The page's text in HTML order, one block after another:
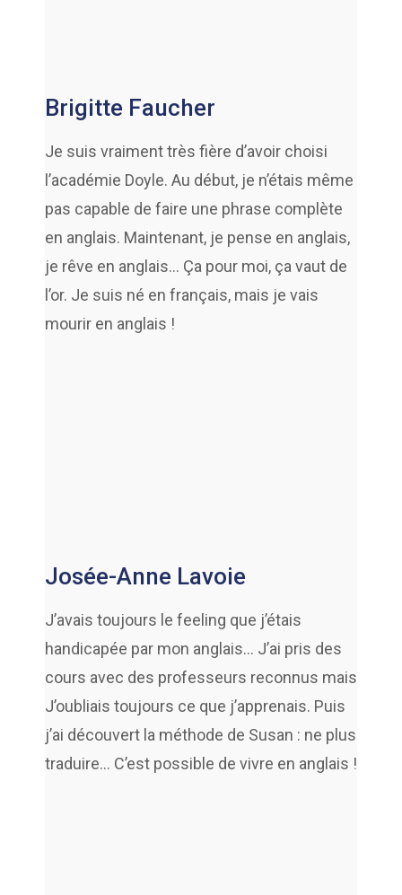
Brigitte Faucher
Je suis vraiment très fière d’avoir choisi
l’académie Doyle. Au début, je n’étais même
pas capable de faire une phrase complète
en anglais. Maintenant, je pense en anglais,
je rêve en anglais… Ça pour moi, ça vaut de
l’or. Je suis né en français, mais je vais
mourir en anglais !
Josée-Anne Lavoie
J’avais toujours le feeling que j’étais
handicapée par mon anglais… J’ai pris des
cours avec des professeurs reconnus mais
J’oubliais toujours ce que j’apprenais. Puis
j’ai découvert la méthode de Susan : ne plus
traduire… C’est possible de vivre en anglais !